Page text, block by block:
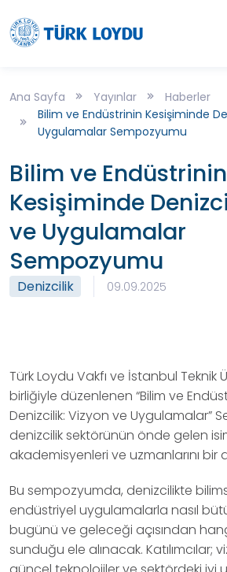
Ana Sayfa Yayınlar
Haberler
Bilim ve Endüstrinin Kesişiminde
Uygulamalar Sempozyumu
Bilim ve Endüstrinin
Kesişiminde
ve Uygulamalar
Sempozyumu
Denizcilik 09.09.2025
Türk Loydu Vakfı ve İstanbul Teknik
birliğiyle düzenlenen “Bilim ve
Denizcilik: Vizyon ve Uygulamalar”
denizcilik sektörünün önde gelen
akademisyenleri ve uzmanlarını bir
Bu sempozyumda, denizcilikte
endüstriyel uygulamalarla nasıl
bugünü ve geleceği açısından
sunduğu ele alınacak. Katılımcılar;